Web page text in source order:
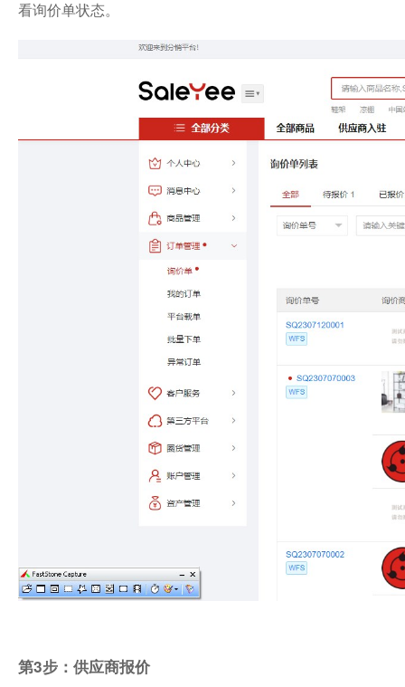
看询价单状态。
第3步：供应商报价